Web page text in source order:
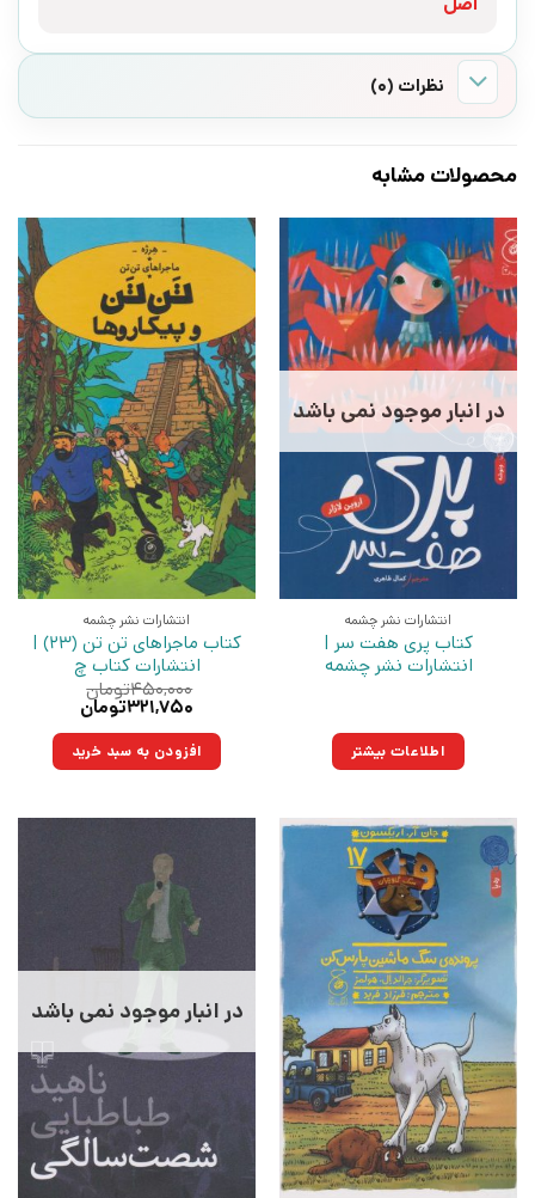
نظرات (0)
محصولات مشابه
در انبار موجود نمی باشد
انتشارات نشر چشمه
کتاب پری هفت سر |
انتشارات نشر چشمه
اطلاعات بیشتر
انتشارات نشر چشمه
کتاب ماجراهای تن تن (23) |
انتشارات کتاب چ
۴۵۰,۰۰۰تومان
قیمت
۴۵۰,۰۰۰تومان
بود.
۳۲۱,۷۵۰تومان
۳۲۱,۷۵۰تومان.افزودن به سبد خرید
در انبار موجود نمی باشد